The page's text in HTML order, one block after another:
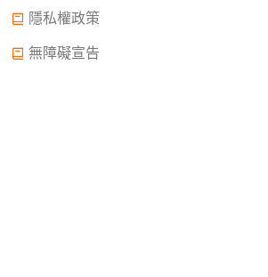
隱私權政策
無障礙宣告